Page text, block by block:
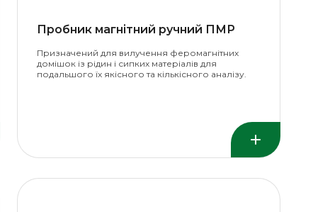
Пробник магнітний ручний ПМР
Призначений для вилучення феромагнітних
домішок із рідин і сипких матеріалів для
подальшого їх якісного та кількісного аналізу.